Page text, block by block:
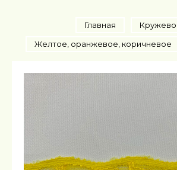
Главная
Кружево
Желтое, оранжевое, коричневое